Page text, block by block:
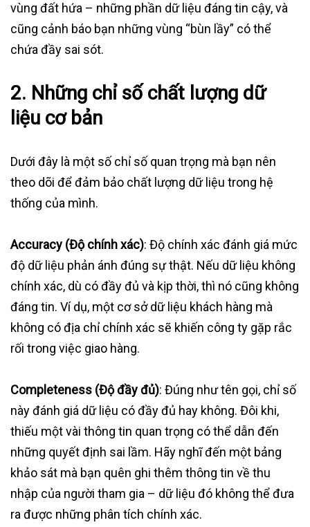
vùng đất hứa – những phần dữ liệu đáng tin cậy, và
cũng cảnh báo bạn những vùng “bùn lầy” có thể
chứa đầy sai sót.
2. Những chỉ số chất lượng dữ
liệu cơ bản
Dưới đây là một số chỉ số quan trọng mà bạn nên
theo dõi để đảm bảo chất lượng dữ liệu trong hệ
thống của mình.
Accuracy (Độ chính xác): Độ chính xác đánh giá mức
độ dữ liệu phản ánh đúng sự thật. Nếu dữ liệu không
chính xác, dù có đầy đủ và kịp thời, thì nó cũng không
đáng tin. Ví dụ, một cơ sở dữ liệu khách hàng mà
không có địa chỉ chính xác sẽ khiến công ty gặp rắc
rối trong việc giao hàng.
Completeness (Độ đầy đủ): Đúng như tên gọi, chỉ số
này đánh giá dữ liệu có đầy đủ hay không. Đôi khi,
thiếu một vài thông tin quan trọng có thể dẫn đến
những quyết định sai lầm. Hãy nghĩ đến một bảng
khảo sát mà bạn quên ghi thêm thông tin về thu
nhập của người tham gia – dữ liệu đó không thể đưa
ra được những phân tích chính xác.